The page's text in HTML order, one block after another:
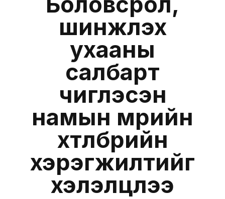
шинжлэх
ухааны
салбарт
чиглэсэн
намын мөрийн
хөтөлбөрийн
хэрэгжилтийг
хэлэлцлээ